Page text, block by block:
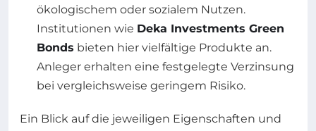
ökologischem oder sozialem Nutzen.
Institutionen wie Deka Investments Green
Bonds bieten hier vielfältige Produkte an.
Anleger erhalten eine festgelegte Verzinsung
bei vergleichsweise geringem Risiko.
Ein Blick auf die jeweiligen Eigenschaften und